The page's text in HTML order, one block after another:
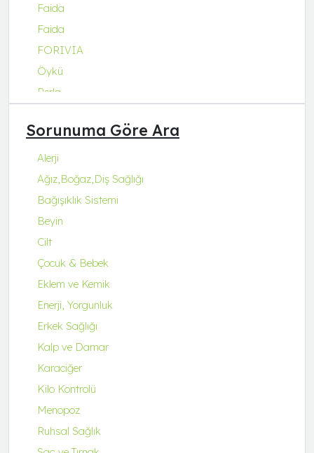
Faida
Faida
FORIVIA
Öykü
Perla
Q-Collagen
Q-Fit
Q-MENA
Q-UZU
ROBİN&ODİN
Sorunuma Göre Ara
Alerji
Ağız,Boğaz,Diş Sağlığı
Bağışıklık Sistemi
Beyin
Cilt
Çocuk & Bebek
Eklem ve Kemik
Enerji, Yorgunluk
Erkek Sağlığı
Kalp ve Damar
Karaciğer
Kilo Kontrolü
Menopoz
Ruhsal Sağlık